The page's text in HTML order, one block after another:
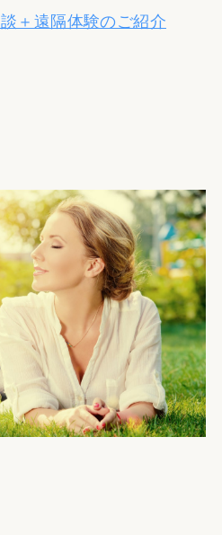
＋遠隔体験のご紹介